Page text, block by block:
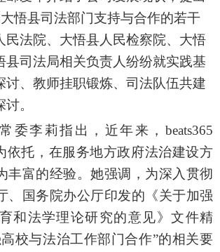
大悟县司法部门支持与合作的若干
民法院、大悟县人民检察院、大悟
县司法局相关负责人纷纷就实践基
讨、教师挂职锻炼、司法队伍共建
。
委李莉指出，近年来，beats365
依托，在服务地方政府法治建设方
丰富的经验。她强调，为深入贯彻
、国务院办公厅印发的《关于加强
和法学理论研究的意见》文件精
校与法治工作部门合作”的相关要